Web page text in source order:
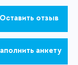
Оставить отзыв
анкету